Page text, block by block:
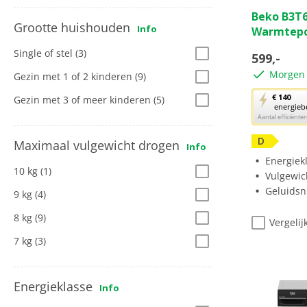
Grootte huishouden Info
Single of stel (3)
Gezin met 1 of 2 kinderen (9)
Gezin met 3 of meer kinderen (5)
Maximaal vulgewicht drogen Info
10 kg (1)
9 kg (4)
8 kg (9)
7 kg (3)
Energieklasse Info
van
de
sterren.
2
Beko
599,-
€ 140
Aantal
Met
deze
knop
opent
Youreko’s
tool
voor
D